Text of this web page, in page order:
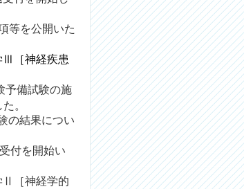
等を公開いた
Ⅲ［神経疾患
予備試験の施
。
の結果につい
付を開始い
Ⅱ［神経学的